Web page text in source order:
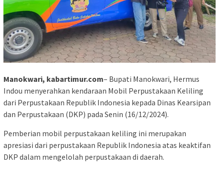
Manokwari, kabartimur.com– Bupati Manokwari, Hermus
Indou menyerahkan kendaraan Mobil Perpustakaan Keliling
dari Perpustakaan Republik Indonesia kepada Dinas Kearsipan
dan Perpustakaan (DKP) pada Senin (16/12/2024).
Pemberian mobil perpustakaan keliling ini merupakan
apresiasi dari perpustakaan Republik Indonesia atas keaktifan
DKP dalam mengelolah perpustakaan di daerah.